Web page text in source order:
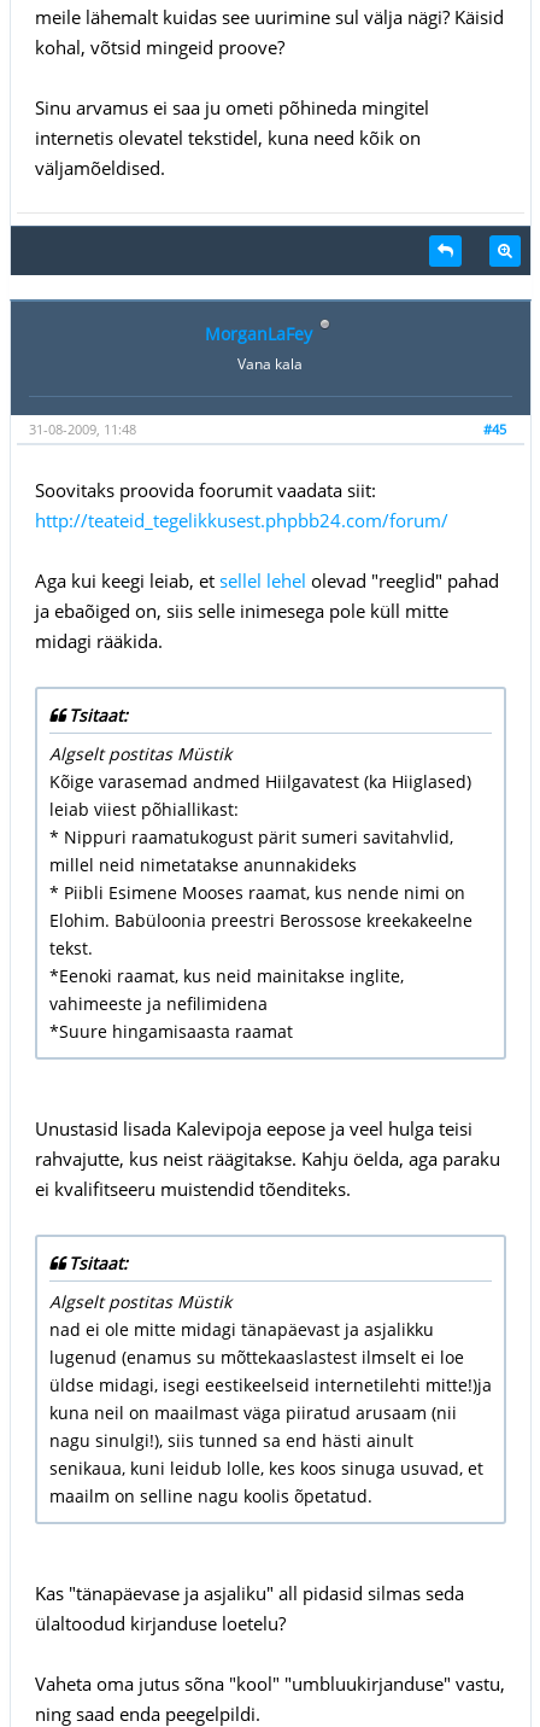
meile lähemalt kuidas see uurimine sul välja nägi? Käisid
kohal, võtsid mingeid proove?
Sinu arvamus ei saa ju ometi põhineda mingitel
internetis olevatel tekstidel, kuna need kõik on
väljamõeldised.
MorganLaFey
Vana kala
#45
31-08-2009, 11:48
Soovitaks proovida foorumit vaadata siit:
http://teateid_tegelikkusest.phpbb24.com/forum/
Aga kui keegi leiab, et sellel lehel olevad "reeglid" pahad
ja ebaõiged on, siis selle inimesega pole küll mitte
midagi rääkida.
Tsitaat:
Algselt postitas Müstik
Kõige varasemad andmed Hiilgavatest (ka Hiiglased)
leiab viiest põhiallikast:
* Nippuri raamatukogust pärit sumeri savitahvlid,
millel neid nimetatakse anunnakideks
* Piibli Esimene Mooses raamat, kus nende nimi on
Elohim. Babüloonia preestri Berossose kreekakeelne
tekst.
*Eenoki raamat, kus neid mainitakse inglite,
vahimeeste ja nefilimidena
*Suure hingamisaasta raamat
Unustasid lisada Kalevipoja eepose ja veel hulga teisi
rahvajutte, kus neist räägitakse. Kahju öelda, aga paraku
ei kvalifitseeru muistendid tõenditeks.
Tsitaat:
Algselt postitas Müstik
nad ei ole mitte midagi tänapäevast ja asjalikku
lugenud (enamus su mõttekaaslastest ilmselt ei loe
üldse midagi, isegi eestikeelseid internetilehti mitte!)ja
kuna neil on maailmast väga piiratud arusaam (nii
nagu sinulgi!), siis tunned sa end hästi ainult
senikaua, kuni leidub lolle, kes koos sinuga usuvad, et
maailm on selline nagu koolis õpetatud.
Kas "tänapäevase ja asjaliku" all pidasid silmas seda
ülaltoodud kirjanduse loetelu?
Vaheta oma jutus sõna "kool" "umbluukirjanduse" vastu,
ning saad enda peegelpildi.